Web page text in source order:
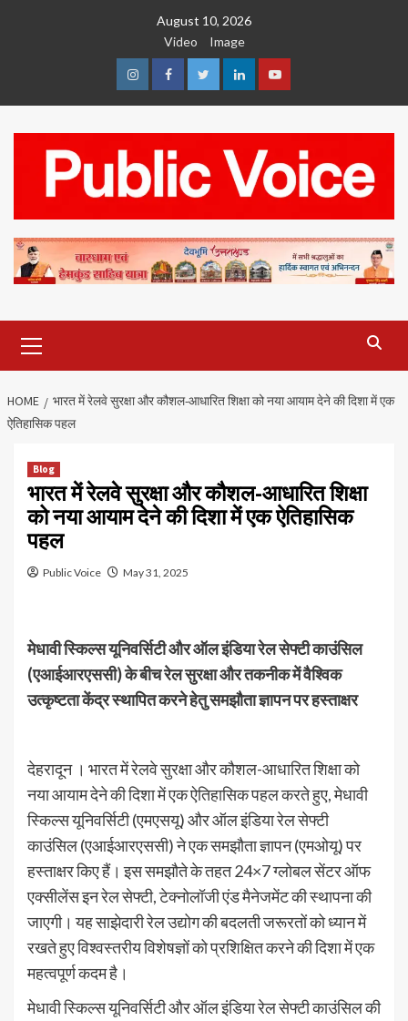
August 10, 2026
Video
Image
InstagramFacebookTwitterLinkedinYoutube
Menu
HOME
भारत में रेलवे सुरक्षा और कौशल-आधारित शिक्षा को नया आयाम देने की दिशा में एक
ऐतिहासिक पहल
Blog
भारत में रेलवे सुरक्षा और कौशल-आधारित शिक्षा
को नया आयाम देने की दिशा में एक ऐतिहासिक
पहल
Public Voice May 31, 2025
मेधावी स्किल्स यूनिवर्सिटी और ऑल इंडिया रेल सेफ्टी काउंसिल
(एआईआरएससी) के बीच रेल सुरक्षा और तकनीक में वैश्विक
उत्कृष्टता केंद्र स्थापित करने हेतु समझौता ज्ञापन पर हस्ताक्षर
देहरादून । भारत में रेलवे सुरक्षा और कौशल-आधारित शिक्षा को
नया आयाम देने की दिशा में एक ऐतिहासिक पहल करते हुए, मेधावी
स्किल्स यूनिवर्सिटी (एमएसयू) और ऑल इंडिया रेल सेफ्टी
काउंसिल (एआईआरएससी) ने एक समझौता ज्ञापन (एमओयू) पर
हस्ताक्षर किए हैं। इस समझौते के तहत 24×7 ग्लोबल सेंटर ऑफ
एक्सीलेंस इन रेल सेफ्टी, टेक्नोलॉजी एंड मैनेजमेंट की स्थापना की
जाएगी। यह साझेदारी रेल उद्योग की बदलती जरूरतों को ध्यान में
रखते हुए विश्वस्तरीय विशेषज्ञों को प्रशिक्षित करने की दिशा में एक
महत्वपूर्ण कदम है।
मेधावी स्किल्स यूनिवर्सिटी और ऑल इंडिया रेल सेफ्टी काउंसिल की